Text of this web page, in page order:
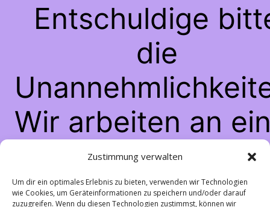
Zustimmung verwalten
Um dir ein optimales Erlebnis zu bieten, verwenden wir Technologien
wie Cookies, um Geräteinformationen zu speichern und/oder darauf
zuzugreifen. Wenn du diesen Technologien zustimmst, können wir
Entschuldige
die
Wir arbeiten an
großartigen
schau bald